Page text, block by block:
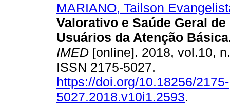
MARIANO, Tailson
Valorativo e Saúde Geral de
Usuários da Atenção Básica
IMED [online]. 2018, vol.10,
ISSN 2175-5027.
https://doi.org/10.18256/2175-
5027.2018.v10i1.2593.